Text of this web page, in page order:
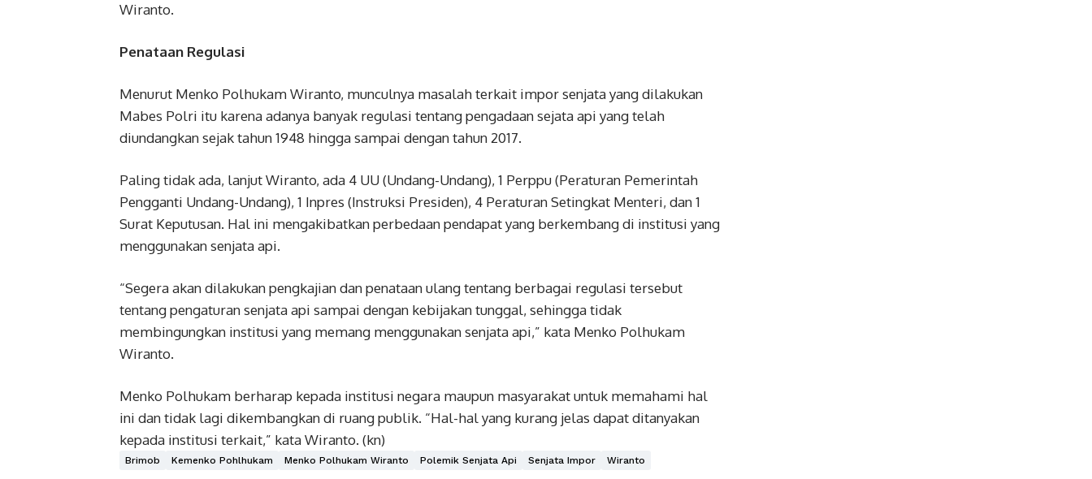
Wiranto.
Penataan Regulasi
Menurut Menko Polhukam Wiranto, munculnya masalah terkait impor senjata yang dilakukan
Mabes Polri itu karena adanya banyak regulasi tentang pengadaan sejata api yang telah
diundangkan sejak tahun 1948 hingga sampai dengan tahun 2017.
Paling tidak ada, lanjut Wiranto, ada 4 UU (Undang-Undang), 1 Perppu (Peraturan Pemerintah
Pengganti Undang-Undang), 1 Inpres (Instruksi Presiden), 4 Peraturan Setingkat Menteri, dan 1
Surat Keputusan. Hal ini mengakibatkan perbedaan pendapat yang berkembang di institusi yang
menggunakan senjata api.
“Segera akan dilakukan pengkajian dan penataan ulang tentang berbagai regulasi tersebut
tentang pengaturan senjata api sampai dengan kebijakan tunggal, sehingga tidak
membingungkan institusi yang memang menggunakan senjata api,” kata Menko Polhukam
Wiranto.
Menko Polhukam berharap kepada institusi negara maupun masyarakat untuk memahami hal
ini dan tidak lagi dikembangkan di ruang publik. “Hal-hal yang kurang jelas dapat ditanyakan
kepada institusi terkait,” kata Wiranto. (kn)
Brimob Kemenko Pohlhukam Menko Polhukam Wiranto Polemik Senjata Api Senjata Impor Wiranto